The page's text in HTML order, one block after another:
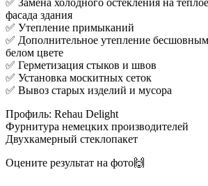
фасада здания
✅ Утепление примыканий
✅ Дополнительное утепление
белом цвете
✅ Герметизация стыков и швов
✅ Установка москитных сеток
✅ Вывоз старых изделий и мусора
Профиль: Rehau Delight
Фурнитура немецких производителей
Двухкамерный стеклопакет
Оцените результат на фото🙌